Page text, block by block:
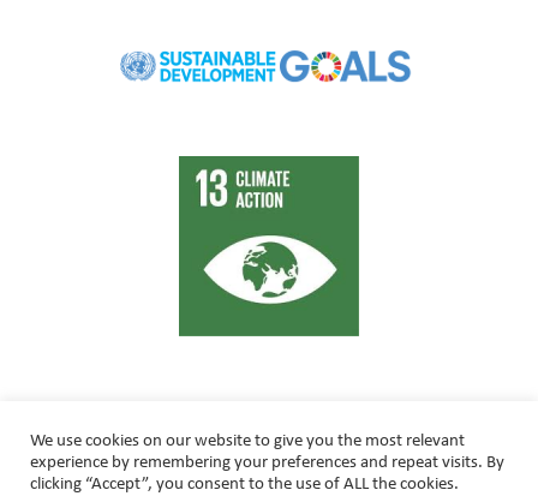
We use cookies on our website to give you the most relevant
experience by remembering your preferences and repeat visits. By
clicking “Accept”, you consent to the use of ALL the cookies.